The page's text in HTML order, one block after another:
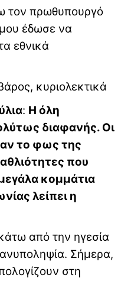
τον πρωθυπουργό
έδωσε να
εθνικά
κυριολεκτικά
: Η όλη
διαφανής. Οι
το φως της
που
κομμάτια
λείπει η
από την ηγεσία
Σήμερα,
στη